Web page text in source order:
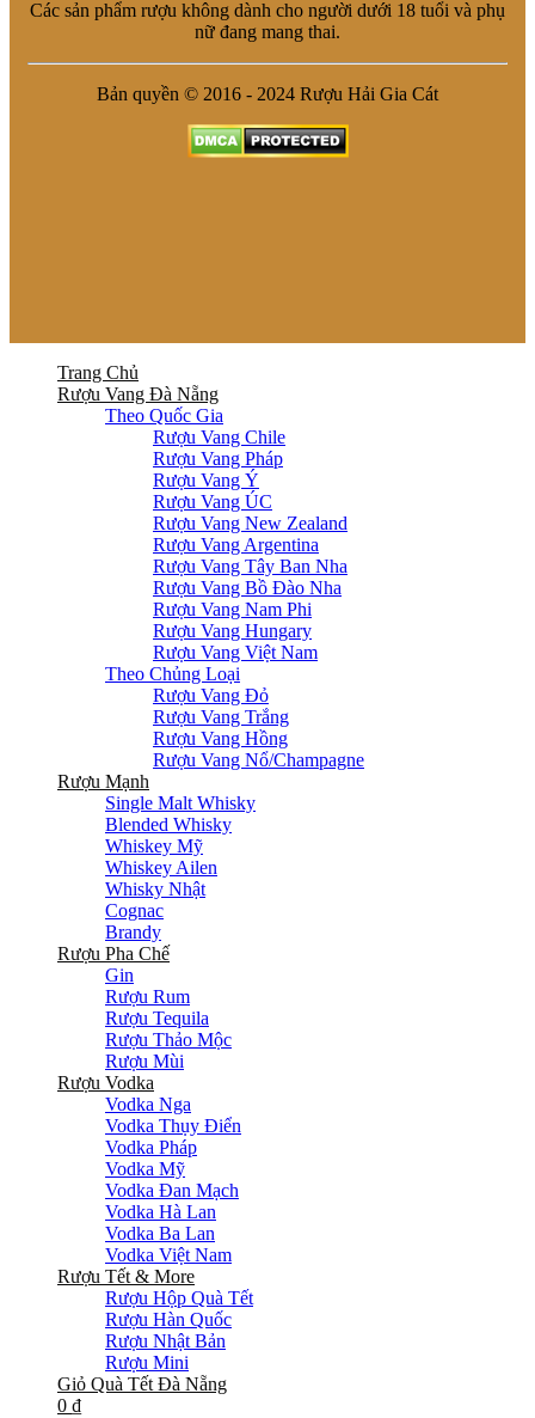
Các sản phẩm rượu không dành cho người dưới 18 tuổi và phụ
nữ đang mang thai.
Bản quyền © 2016 - 2024 Rượu Hải Gia Cát
Trang Chủ
Rượu Vang Đà Nẵng
Theo Quốc Gia
Rượu Vang Chile
Rượu Vang Pháp
Rượu Vang Ý
Rượu Vang ÚC
Rượu Vang New Zealand
Rượu Vang Argentina
Rượu Vang Tây Ban Nha
Rượu Vang Bồ Đào Nha
Rượu Vang Nam Phi
Rượu Vang Hungary
Rượu Vang Việt Nam
Theo Chủng Loại
Rượu Vang Đỏ
Rượu Vang Trắng
Rượu Vang Hồng
Rượu Vang Nổ/Champagne
Rượu Mạnh
Single Malt Whisky
Blended Whisky
Whiskey Mỹ
Whiskey Ailen
Whisky Nhật
Cognac
Brandy
Rượu Pha Chế
Gin
Rượu Rum
Rượu Tequila
Rượu Thảo Mộc
Rượu Mùi
Rượu Vodka
Vodka Nga
Vodka Thụy Điển
Vodka Pháp
Vodka Mỹ
Vodka Đan Mạch
Vodka Hà Lan
Vodka Ba Lan
Vodka Việt Nam
Rượu Tết & More
Rượu Hộp Quà Tết
Rượu Hàn Quốc
Rượu Nhật Bản
Rượu Mini
Giỏ Quà Tết Đà Nẵng
0 ₫